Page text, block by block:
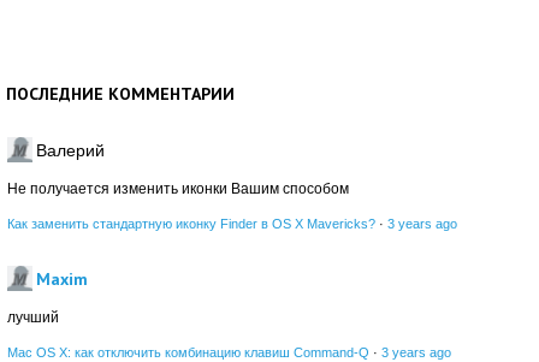
ПОСЛЕДНИЕ КОММЕНТАРИИ
Валерий
Не получается изменить иконки Вашим способом
Как заменить стандартную иконку Finder в OS X Mavericks? · 3 years ago
Maxim
лучший
Mac OS X: как отключить комбинацию клавиш Command-Q · 3 years ago